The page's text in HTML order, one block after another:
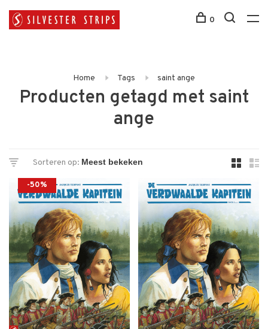
0
Home Tags saint ange
Producten getagd met saint
ange
Sorteren op:
-50%